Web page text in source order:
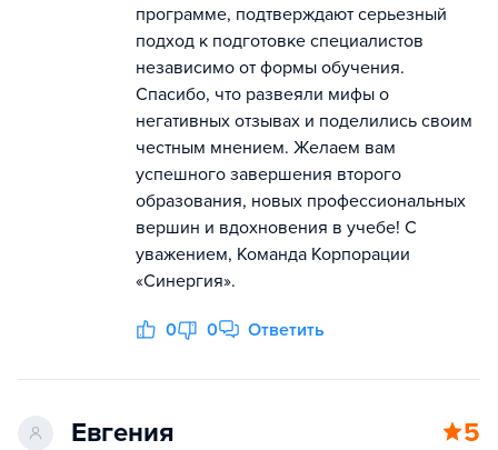
программе, подтверждают серьезный
подход к подготовке специалистов
независимо от формы обучения.
Спасибо, что развеяли мифы о
негативных отзывах и поделились своим
честным мнением. Желаем вам
успешного завершения второго
образования, новых профессиональных
вершин и вдохновения в учебе! С
уважением, Команда Корпорации
«Синергия».
0 0 Ответить
Евгения 5